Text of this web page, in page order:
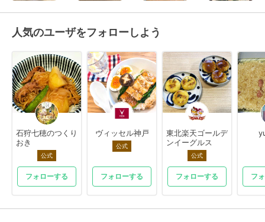
人気のユーザをフォローしよう
石狩七穂のつくり
おき
公式
フォローする
ヴィッセル神戸
公式
フォローする
東北楽天ゴールデ
ンイーグルス
公式
フォローする フ